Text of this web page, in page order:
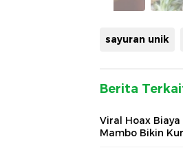
sayuran unik
Berita
Viral Hoax
Mambo Bikin